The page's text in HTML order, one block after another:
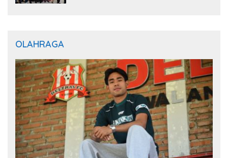
OLAHRAGA